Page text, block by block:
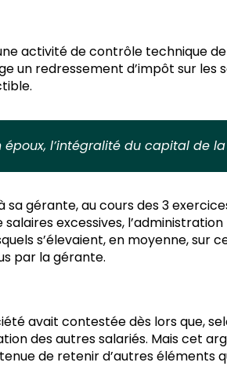
activité de contrôle technique
un redressement d’impôt sur
l’intégralité du capital de
gérante, au cours des 3
excessives,
s’élevaient, en moyenne, sur
par la gérante.
avait contestée dès lors que,
des autres salariés. Mais cet
de retenir d’autres